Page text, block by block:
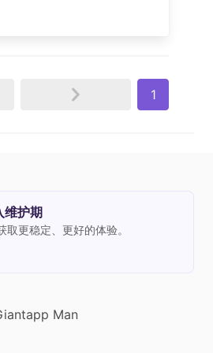
1
维护期
更稳定、更好的体验。
Man